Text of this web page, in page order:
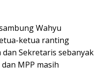
Wahyu
ketua ranting
Sekretaris sebanyak
MPP masih